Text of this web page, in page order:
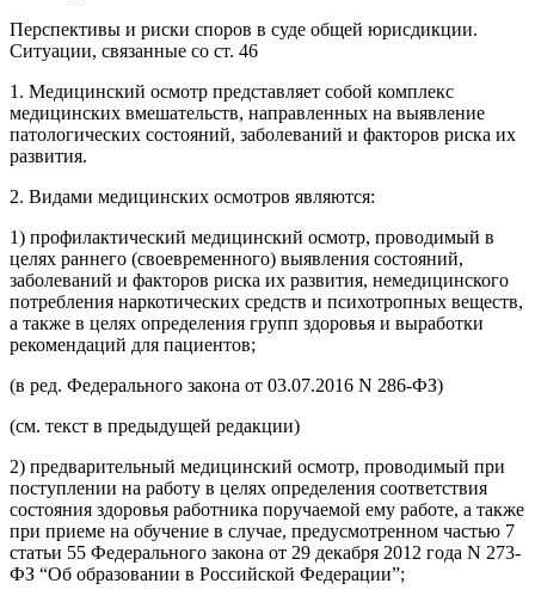
Перспективы и риски споров в суде общей юрисдикции.
Ситуации, связанные со ст. 46
1. Медицинский осмотр представляет собой комплекс
медицинских вмешательств, направленных на выявление
патологических состояний, заболеваний и факторов риска их
развития.
2. Видами медицинских осмотров являются:
1) профилактический медицинский осмотр, проводимый в
целях раннего (своевременного) выявления состояний,
заболеваний и факторов риска их развития, немедицинского
потребления наркотических средств и психотропных веществ,
а также в целях определения групп здоровья и выработки
рекомендаций для пациентов;
(в ред. Федерального закона от 03.07.2016 N 286-ФЗ)
(см. текст в предыдущей редакции)
2) предварительный медицинский осмотр, проводимый при
поступлении на работу в целях определения соответствия
состояния здоровья работника поручаемой ему работе, а также
при приеме на обучение в случае, предусмотренном частью 7
статьи 55 Федерального закона от 29 декабря 2012 года N 273-
ФЗ “Об образовании в Российской Федерации”;